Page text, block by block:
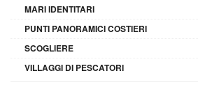
MARI IDENTITARI
PUNTI PANORAMICI COSTIERI
SCOGLIERE
VILLAGGI DI PESCATORI